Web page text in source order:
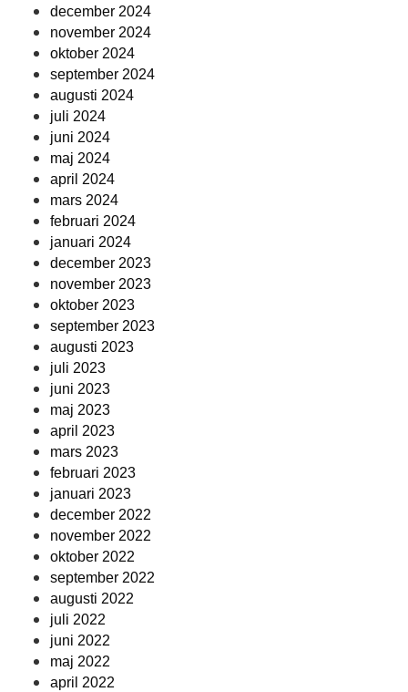
december 2024
november 2024
oktober 2024
september 2024
augusti 2024
juli 2024
juni 2024
maj 2024
april 2024
mars 2024
februari 2024
januari 2024
december 2023
november 2023
oktober 2023
september 2023
augusti 2023
juli 2023
juni 2023
maj 2023
april 2023
mars 2023
februari 2023
januari 2023
december 2022
november 2022
oktober 2022
september 2022
augusti 2022
juli 2022
juni 2022
maj 2022
april 2022